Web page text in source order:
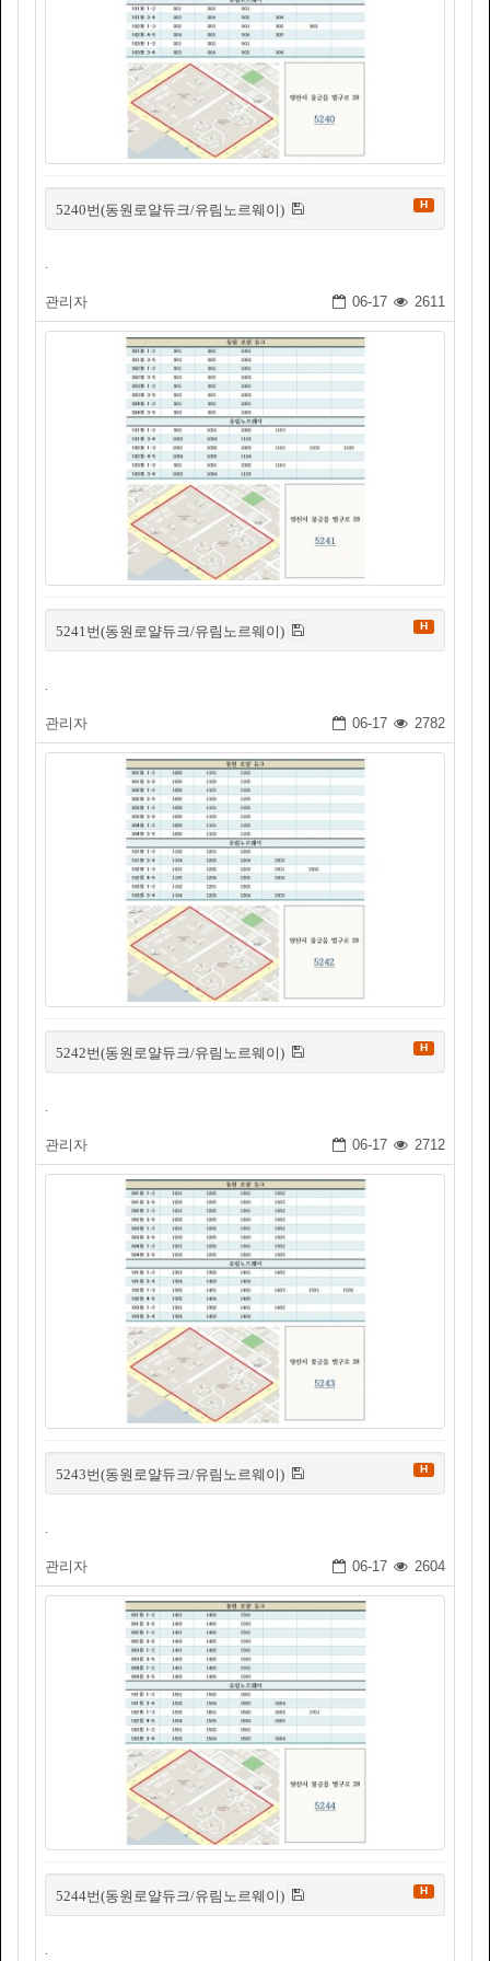
5240번(동원로얄듀크/유림노르웨이) H
.
관리자 06-17 2611
5241번(동원로얄듀크/유림노르웨이) H
.
관리자 06-17 2782
5242번(동원로얄듀크/유림노르웨이) H
.
관리자 06-17 2712
5243번(동원로얄듀크/유림노르웨이) H
.
관리자 06-17 2604
5244번(동원로얄듀크/유림노르웨이) H
.